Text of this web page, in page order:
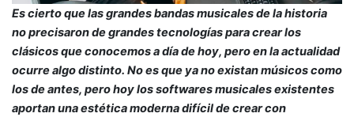
Es cierto que las grandes bandas musicales de la historia
no precisaron de grandes tecnologías para crear los
clásicos que conocemos a día de hoy, pero en la actualidad
ocurre algo distinto. No es que ya no existan músicos como
los de antes, pero hoy los softwares musicales existentes
aportan una estética moderna difícil de crear con